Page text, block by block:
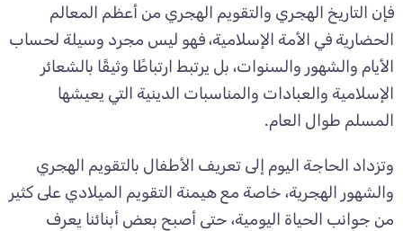
فإن التاريخ الهجري والتقويم الهجري من أعظم المعالم
الحضارية في الأمة الإسلامية، فهو ليس مجرد وسيلة لحساب
الأيام والشهور والسنوات، بل يرتبط ارتباطًا وثيقًا بالشعائر
الإسلامية والعبادات والمناسبات الدينية التي يعيشها
المسلم طوال العام.
وتزداد الحاجة اليوم إلى تعريف الأطفال بالتقويم الهجري
والشهور الهجرية، خاصة مع هيمنة التقويم الميلادي على كثير
من جوانب الحياة اليومية، حتى أصبح بعض أبنائنا يعرف